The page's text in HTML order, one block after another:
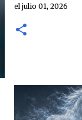
eljulio 01, 2026